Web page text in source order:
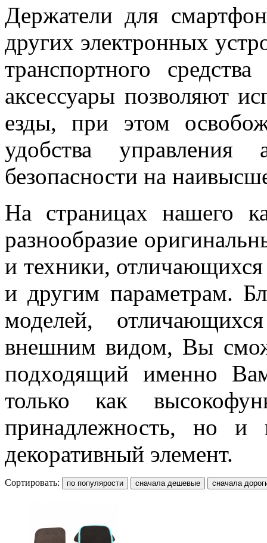
Держатели для
других электронных
транспортного
аксессуары позволяют
езды, при этом
удобства управления
безопасности на
На страницах нашего
разнообразие
и техники,
и другим параметрам.
моделей,
внешним видом, Вы
подходящий именно
только как
принадлежность, но и
декоративный элемент.
Сортировать: